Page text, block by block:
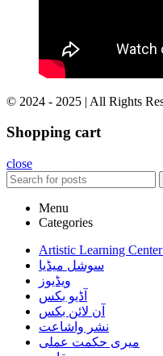
© 2024 - 2025 | All Rights
Shopping cart
close
Menu
Categories
Artistic Learning
سوشل میڈیا
ویڈیوز
آڈیو بکس
آن لائن بکس
نشر واشاعت
میری حکمت عملی